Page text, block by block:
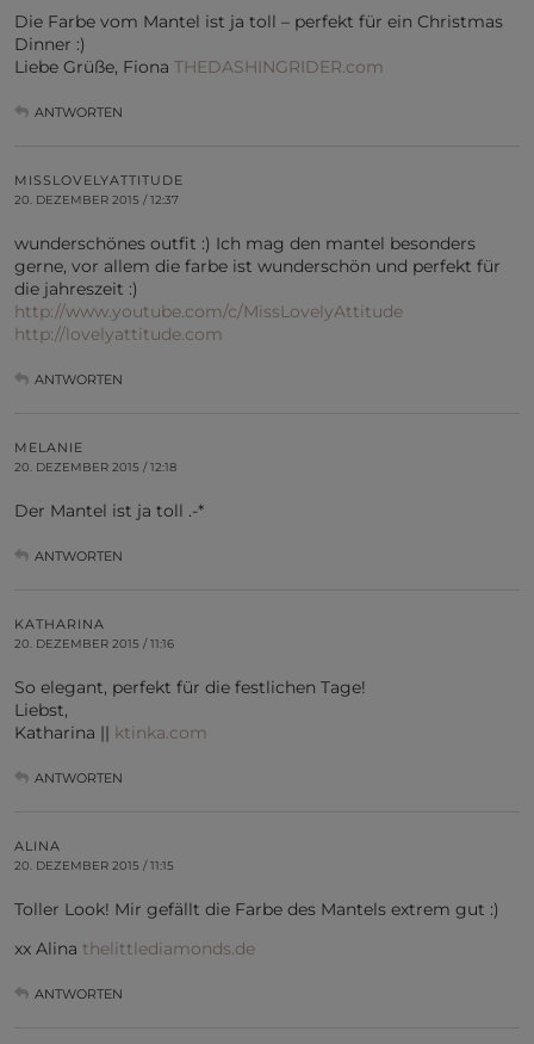
Die Farbe vom Mantel ist ja toll – perfekt für ein Christmas
Dinner :)
Liebe Grüße, Fiona THEDASHINGRIDER.com
ANTWORTEN
MISSLOVELYATTITUDE
20. DEZEMBER 2015 / 12:37
wunderschönes outfit :) Ich mag den mantel besonders
gerne, vor allem die farbe ist wunderschön und perfekt für
die jahreszeit :)
http://www.youtube.com/c/MissLovelyAttitude
http://lovelyattitude.com
ANTWORTEN
MELANIE
20. DEZEMBER 2015 / 12:18
Der Mantel ist ja toll .-*
ANTWORTEN
KATHARINA
20. DEZEMBER 2015 / 11:16
So elegant, perfekt für die festlichen Tage!
Liebst,
Katharina || ktinka.com
ANTWORTEN
ALINA
20. DEZEMBER 2015 / 11:15
Toller Look! Mir gefällt die Farbe des Mantels extrem gut :)
xx Alina thelittlediamonds.de
ANTWORTEN